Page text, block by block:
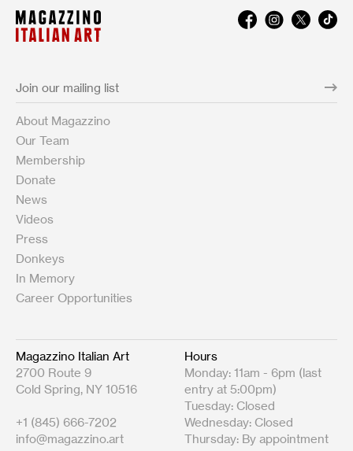
About Magazzino
Our Team
Membership
Donate
News
Videos
Press
Donkeys
In Memory
Career Opportunities
Magazzino Italian Art
2700 Route 9
Cold Spring, NY 10516
+1 (845) 666-7202
info@magazzino.art
Hours
Monday: 11am - 6pm (last
entry at 5:00pm)
Tuesday: Closed
Wednesday: Closed
Thursday: By appointment